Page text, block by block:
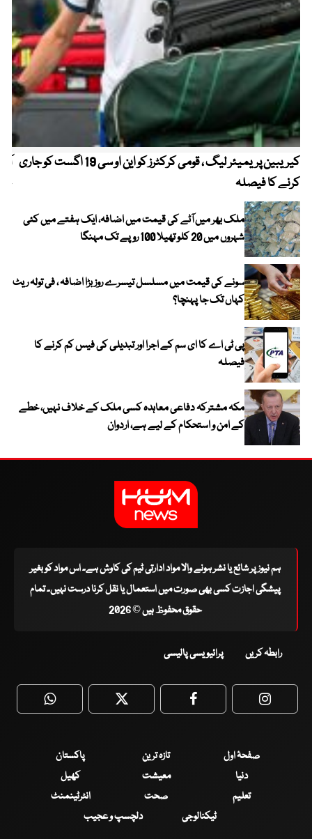
کیریبین پریمیئر لیگ ، قومی کرکٹرز کو این او سی 19 اگست کو جاری
کرنے کا فیصلہ
ملک بھر میں آٹے کی قیمت میں اضافہ، ایک ہفتے میں کئی
شہروں میں 20 کلو تھیلا 100 روپے تک مہنگا
سونے کی قیمت میں مسلسل تیسرے روز بڑا اضافہ ، فی تولہ ریٹ
کہاں تک جا پہنچا؟
پی ٹی اے کا ای سم کے اجرا اور تبدیلی کی فیس کم کرنے کا
فیصلہ
مکہ مشترکہ دفاعی معاہدہ کسی ملک کے خلاف نہیں، خطے
کے امن و استحکام کے لیے ہے، اردوان
ہم نیوز پر شائع یا نشر ہونے والا مواد ادارتی ٹیم کی کاوش ہے۔ اس مواد کو بغیر
پیشگی اجازت کسی بھی صورت میں استعمال یا نقل کرنا درست نہیں۔ تمام
حقوق محفوظ ہیں © 2026
رابطہ کریں پرائیویسی پالیسی
WhatsApp Twitter Facebook
صفحۂ اول تازہ ترین
پاکستان
دنیا
معیشت
کھیل
تعلیم
صحت
انٹرٹینمنٹ
ٹیکنالوجی
دلچسپ و عجیب